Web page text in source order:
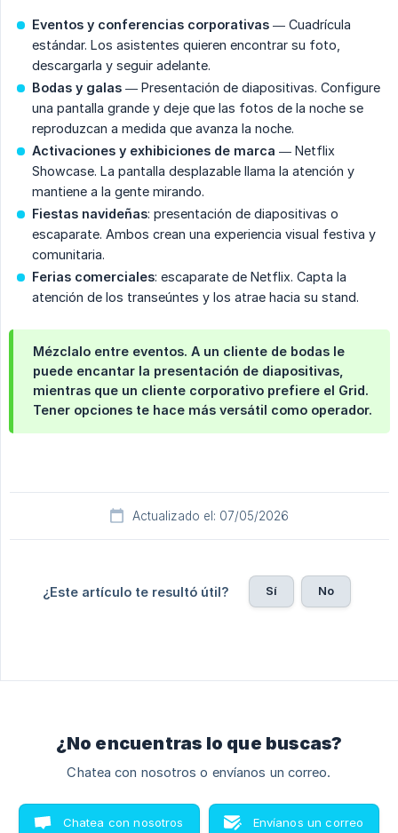
Eventos y conferencias corporativas — Cuadrícula
estándar. Los asistentes quieren encontrar su foto,
descargarla y seguir adelante.
Bodas y galas — Presentación de diapositivas. Configure
una pantalla grande y deje que las fotos de la noche se
reproduzcan a medida que avanza la noche.
Activaciones y exhibiciones de marca — Netflix
Showcase. La pantalla desplazable llama la atención y
mantiene a la gente mirando.
Fiestas navideñas: presentación de diapositivas o
escaparate. Ambos crean una experiencia visual festiva y
comunitaria.
Ferias comerciales: escaparate de Netflix. Capta la
atención de los transeúntes y los atrae hacia su stand.
Mézclalo entre eventos. A un cliente de bodas le
puede encantar la presentación de diapositivas,
mientras que un cliente corporativo prefiere el Grid.
Tener opciones te hace más versátil como operador.
Actualizado el: 07/05/2026
¿Este artículo te resultó útil? Sí No
¿No encuentras lo que buscas?
Chatea con nosotros o envíanos un correo.
Chatea con nosotros Envíanos un correo